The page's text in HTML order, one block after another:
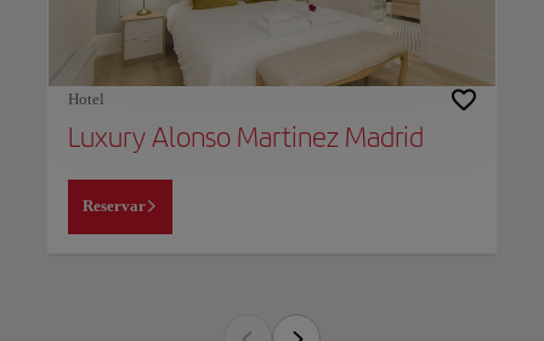
Hotel
Luxury Alonso Martinez Madrid
Reservar